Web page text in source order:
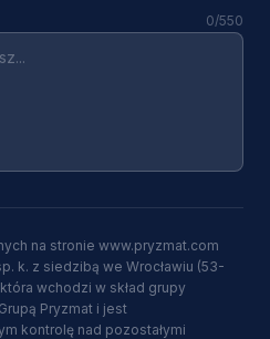
0/550
na stronie www.pryzmat.com
k. z siedzibą we Wrocławiu (53-
wchodzi w skład grupy
Pryzmat i jest
kontrolę nad pozostałymi